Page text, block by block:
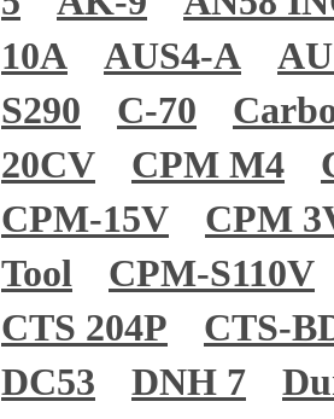
10A
AUS4-A
S290
C-70
20CV
CPM M4
CPM-15V
CPM
Tool
CPM-S110V
CTS 204P
CTS-
DC53
DNH 7